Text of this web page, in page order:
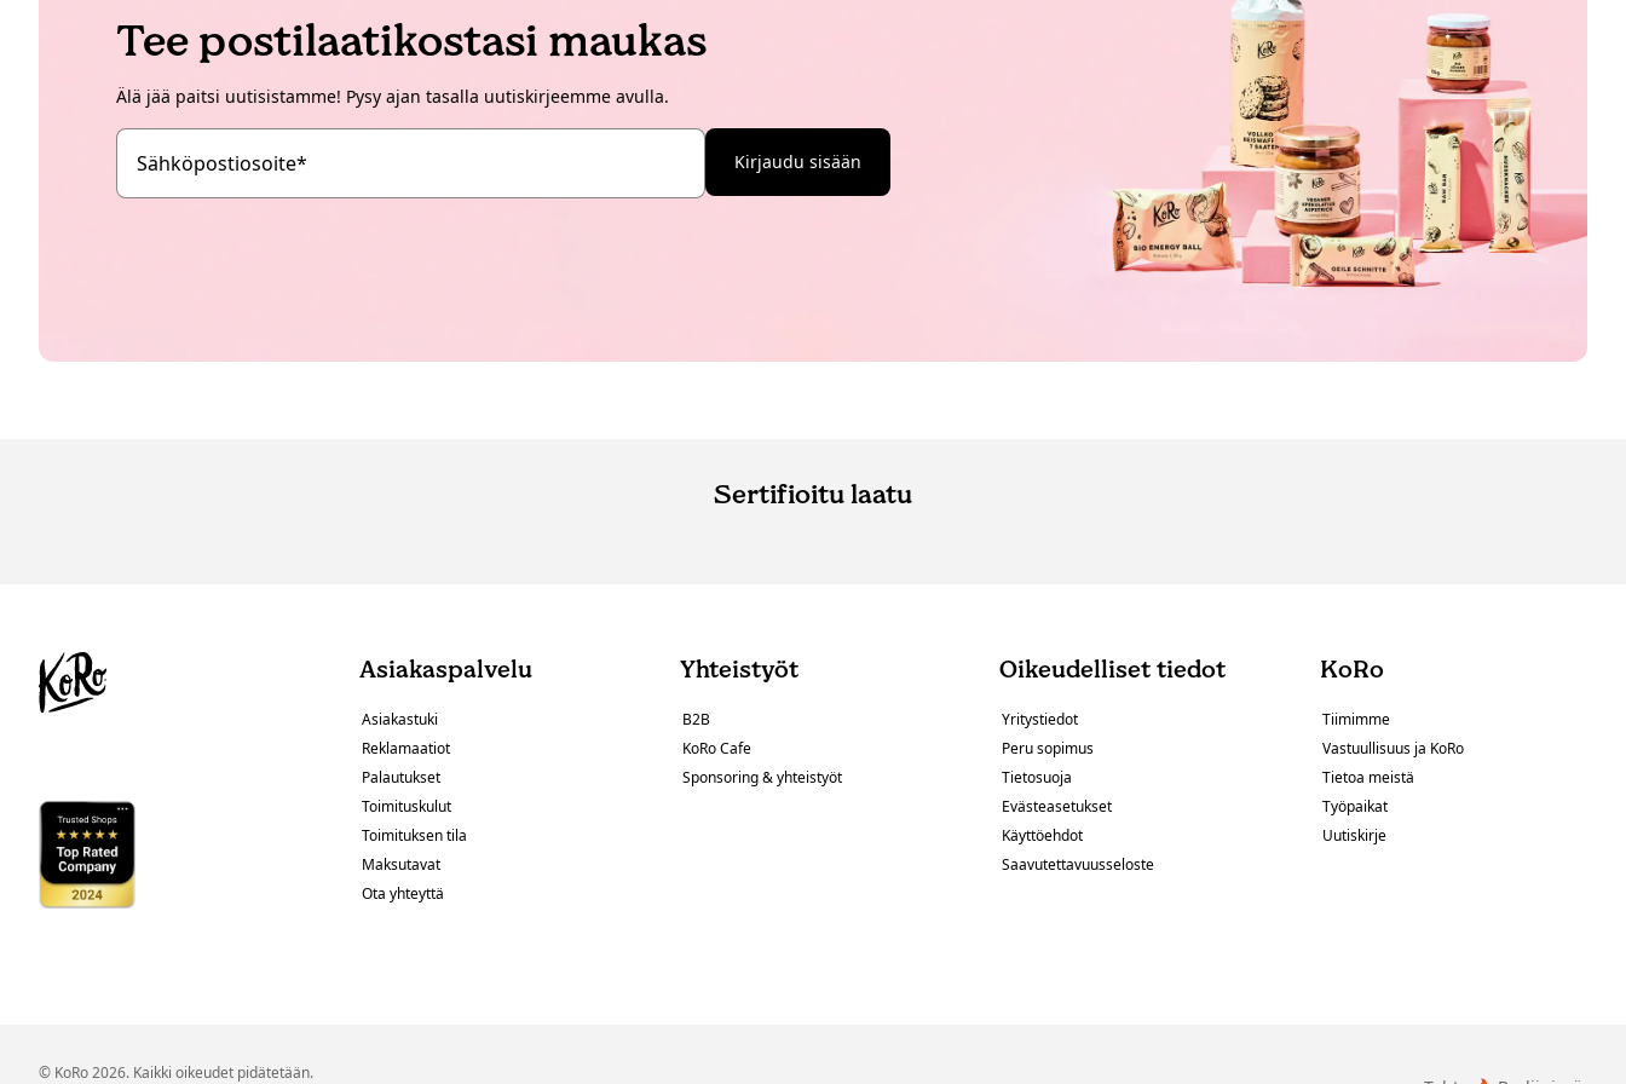
Tee postilaatikostasi maukas
Älä jää paitsi uutisistamme! Pysy ajan tasalla uutiskirjeemme avulla.
Sähköpostiosoite* Kirjaudu sisään
Sertifioitu laatu
Asiakaspalvelu
Asiakastuki
Reklamaatiot
Palautukset
Toimituskulut
Toimituksen tila
Maksutavat
Ota yhteyttä
Yhteistyöt
B2B
KoRo Cafe
Sponsoring & yhteistyöt
Oikeudelliset tiedot
Yritystiedot
Peru sopimus
Tietosuoja
Evästeasetukset
Käyttöehdot
Saavutettavuusseloste
KoRo
Tiimimme
Vastuullisuus ja KoRo
Tietoa meistä
Työpaikat
Uutiskirje
© KoRo 2026. Kaikki oikeudet pidätetään.